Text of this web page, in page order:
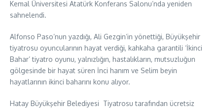
Kemal Üniversitesi Atatürk Konferans Salonu’nda yeniden
sahnelendi.
Alfonso Paso’nun yazdığı, Ali Gezgin’in yönettiği, Büyükşehir
tiyatrosu oyuncularının hayat verdiği, kahkaha garantili ‘İkinci
Bahar’ tiyatro oyunu, yalnızlığın, hastalıkların, mutsuzluğun
gölgesinde bir hayat süren İnci hanım ve Selim beyin
hayatlarının ikinci baharını konu alıyor.
Hatay Büyükşehir Belediyesi Tiyatrosu tarafından ücretsiz